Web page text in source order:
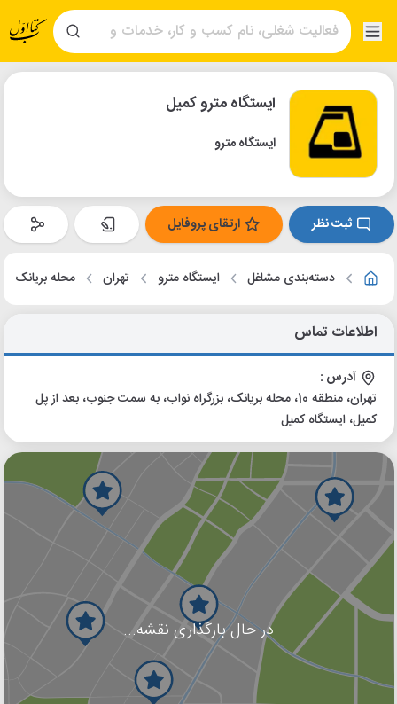
ایستگاه مترو کمیل
ایستگاه مترو
ثبت نظر ارتقای پروفایل
دسته‌بندی مشاغل ایستگاه مترو تهران محله بریانک
اطلاعات تماس
آدرس :
تهران، منطقه 10، محله بریانک، بزرگراه نواب، به سمت جنوب، بعد از پل
کمیل، ایستگاه کمیل
در حال بارگذاری نقشه...